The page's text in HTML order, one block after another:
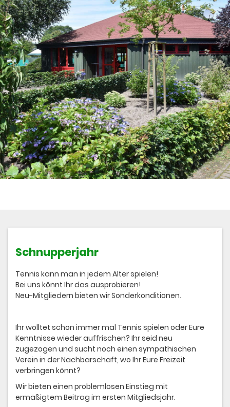
Schnupperjahr
Tennis kann man in jedem Alter spielen!
Bei uns könnt Ihr das ausprobieren!
Neu-Mitgliedern bieten wir Sonderkonditionen.
Ihr wolltet schon immer mal Tennis spielen oder Eure
Kenntnisse wieder auffrischen? Ihr seid neu
zugezogen und sucht noch einen sympathischen
Verein in der Nachbarschaft, wo Ihr Eure Freizeit
verbringen könnt?
Wir bieten einen problemlosen Einstieg mit
ermäßigtem Beitrag im ersten Mitgliedsjahr.